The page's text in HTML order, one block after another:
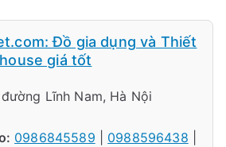
Đồ gia dụng và Thiết
giá tốt
Lĩnh Nam, Hà Nội
0986845589 0988596438